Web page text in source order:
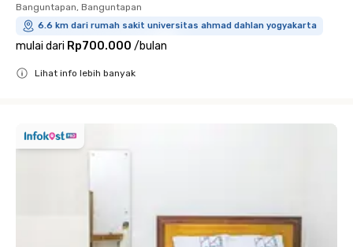
Banguntapan, Banguntapan
6.6 km dari rumah sakit universitas ahmad dahlan yogyakarta
mulai dari Rp700.000 /bulan
Lihat info lebih banyak